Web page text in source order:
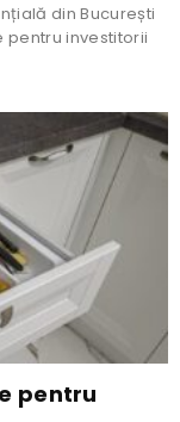
din București
pentru investitorii
pentru